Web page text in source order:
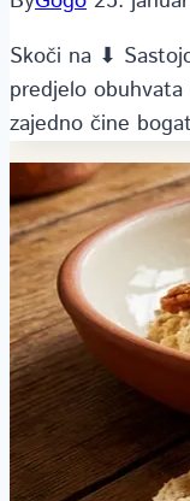
Skoči na ⬇
predjelo
zajedno čine